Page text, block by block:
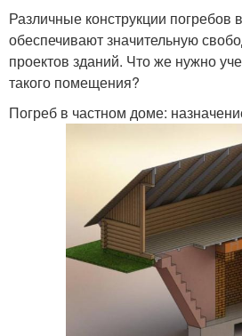
Различные конструкции погребов
обеспечивают значительную
проектов зданий. Что же нужно
такого помещения?
Погреб в частном доме: